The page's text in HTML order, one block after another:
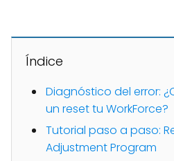
Índice
Diagnóstico del error:
un reset tu WorkForce?
Tutorial paso a paso:
Adjustment Program